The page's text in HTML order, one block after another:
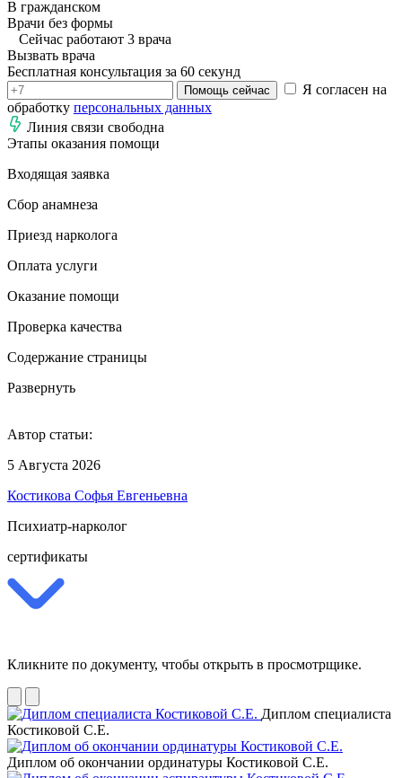
В гражданском
Врачи без формы
Сейчас работают 3 врача
Вызвать врача
Бесплатная консультация за 60 секунд
Помощь сейчас
Я согласен на
обработку персональных данных
Линия связи свободна
Этапы оказания помощи
Входящая заявка
Сбор анамнеза
Приезд нарколога
Оплата услуги
Оказание помощи
Проверка качества
Содержание страницы
Развернуть
Автор статьи:
5 Августа 2026
Костикова Софья Евгеньевна
Психиатр-нарколог
сертификаты
Кликните по документу, чтобы открыть в просмотрщике.
Диплом специалиста
Костиковой С.Е.
Диплом об окончании ординатуры Костиковой С.Е.